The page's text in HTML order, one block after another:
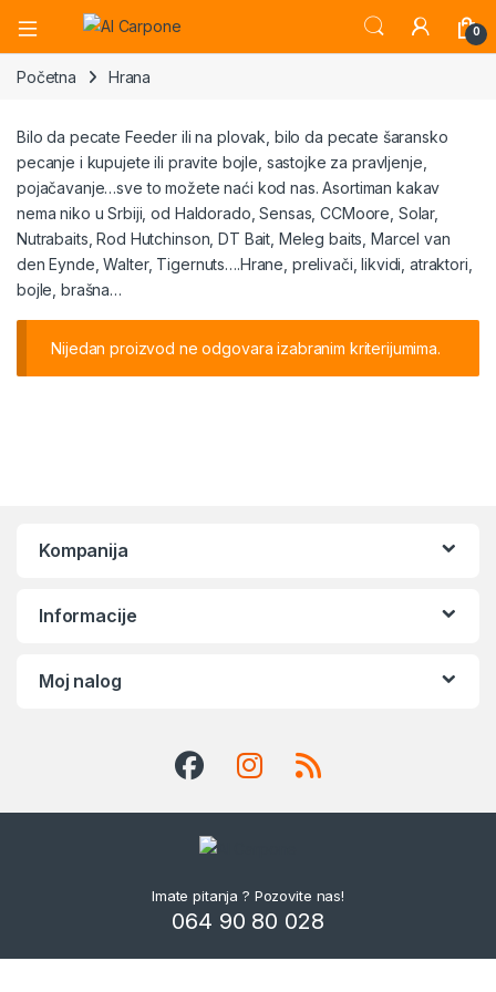
Open 0
Početna Hrana
Bilo da pecate Feeder ili na plovak, bilo da pecate šaransko
pecanje i kupujete ili pravite bojle, sastojke za pravljenje,
pojačavanje…sve to možete naći kod nas. Asortiman kakav
nema niko u Srbiji, od Haldorado, Sensas, CCMoore, Solar,
Nutrabaits, Rod Hutchinson, DT Bait, Meleg baits, Marcel van
den Eynde, Walter, Tigernuts….Hrane, prelivači, likvidi, atraktori,
bojle, brašna…
Nijedan proizvod ne odgovara izabranim kriterijumima.
Kompanija
Informacije
Moj nalog
Imate pitanja ? Pozovite nas!
064 90 80 028